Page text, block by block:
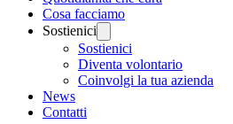
Cosa facciamo
Sostienici
Sostienici
Diventa volontario
Coinvolgi la tua azienda
News
Contatti